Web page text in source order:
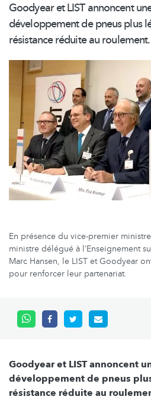
Goodyear et LIST annoncent
développementde pneus plus
résistance réduite au roulement.
En présence du vice-premier
ministre délégué à l’Enseignement
Marc Hansen, le LIST et Goodyear
pour renforcer leur partenariat.
Goodyear et LIST annoncent
développement de pneus
résistance réduite au